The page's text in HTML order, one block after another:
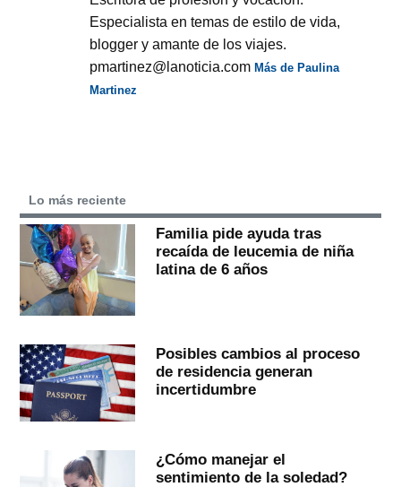
Especialista en temas de estilo de vida,
blogger y amante de los viajes.
pmartinez@lanoticia.comMás de Paulina
Martinez
Lo más reciente
Familia pide ayuda tras
recaída de leucemia de niña
latina de 6 años
Posibles cambios al proceso
de residencia generan
incertidumbre
¿Cómo manejar el
sentimiento de la soledad?